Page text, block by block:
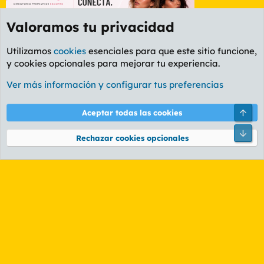
Foro General
Cookies
PL OLDSTYLE AMARILLO
Términos y reglas Política de privacidad Ayuda
Community platform by XenForo® © 2010-2026 XenForo Ltd.
Valoramos tu privacidad
Utilizamos cookies esenciales para que este sitio funcione,
y cookies opcionales para mejorar tu experiencia.
Ver más información y configurar tus preferencias
Aceptar todas las cookies
Rechazar cookies opcionales
Pie